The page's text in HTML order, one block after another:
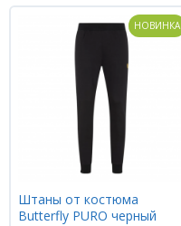
НОВИНКА
Штаны от костюма
Butterfly PURO черный